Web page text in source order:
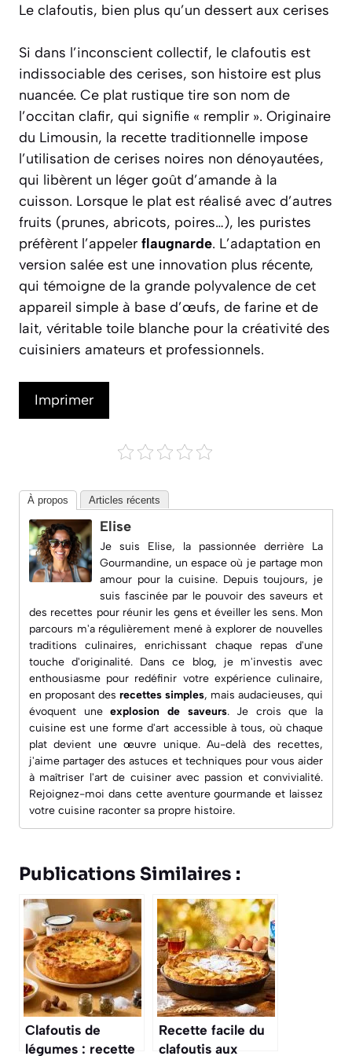
Le clafoutis, bien plus qu’un dessert aux cerises
Si dans l’inconscient collectif, le clafoutis est
indissociable des cerises, son histoire est plus
nuancée. Ce plat rustique tire son nom de
l’occitan clafir, qui signifie « remplir ». Originaire
du Limousin, la recette traditionnelle impose
l’utilisation de cerises noires non dénoyautées,
qui libèrent un léger goût d’amande à la
cuisson. Lorsque le plat est réalisé avec d’autres
fruits (prunes, abricots, poires…), les puristes
préfèrent l’appeler flaugnarde. L’adaptation en
version salée est une innovation plus récente,
qui témoigne de la grande polyvalence de cet
appareil simple à base d’œufs, de farine et de
lait, véritable toile blanche pour la créativité des
cuisiniers amateurs et professionnels.
Imprimer
À propos Articles récents
Elise
Je suis Elise, la passionnée derrière La
Gourmandine, un espace où je partage mon
amour pour la cuisine. Depuis toujours, je
suis fascinée par le pouvoir des saveurs et
des recettes pour réunir les gens et éveiller les sens. Mon
parcours m'a régulièrement mené à explorer de nouvelles
traditions culinaires, enrichissant chaque repas d'une
touche d'originalité. Dans ce blog, je m'investis avec
enthousiasme pour redéfinir votre expérience culinaire,
en proposant des recettes simples, mais audacieuses, qui
évoquent uneexplosion de saveurs. Je crois que la
cuisine est une forme d'art accessible à tous, où chaque
plat devient une œuvre unique. Au-delà des recettes,
j'aime partager des astuces et techniques pour vous aider
à maîtriser l'art de cuisiner avec passion et convivialité.
Rejoignez-moi dans cette aventure gourmande et laissez
votre cuisine raconter sa propre histoire.
Publications Similaires :
Clafoutis de
légumes : recette
Recette facile du
clafoutis aux